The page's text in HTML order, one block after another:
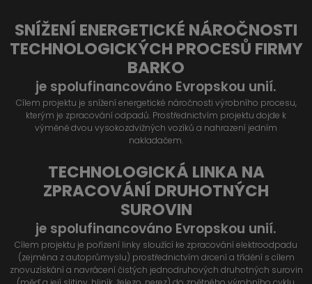
SNÍŽENÍ ENERGETICKÉ NÁROČNOSTI
TECHNOLOGICKÝCH PROCESŮ FIRMY
BARKO
je spolufinancováno Evropskou unií.
Cílem projektu je snížení energetické náročnosti výrobního procesu,
kterým je zpracování odpadů. Prostřednictvím projektu dojde k
výměně dvou vysokozdvižných vozíků a nahrazení jedním
nakladačem.
TECHNOLOGICKÁ LINKA NA
ZPRACOVÁNÍ DRUHOTNÝCH
SUROVIN
je spolufinancováno Evropskou unií.
Cílem projektu je pořízení linky sloužící ke zpracování elektroodpadu
(zejména z autoprůmyslu) prostřednictvím drcení a třídění s cílem
znovuzískání a navrácení čistých jednodruhových druhotných surovin